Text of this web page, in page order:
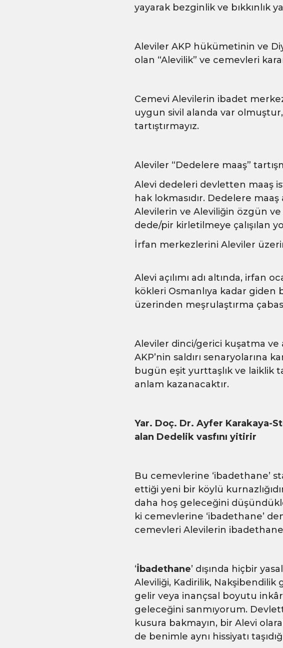
yayarak bezginlik ve bıkkınlık
Aleviler AKP hükümetinin ve
olan “Alevilik” ve cemevleri
Cemevi Alevilerin ibadet
uygun sivil alanda var olmuştur,
tartıştırmayız.
Aleviler “Dedelere maaş”
Alevi dedeleri devletten maaş
hak lokmasıdır. Dedelere
Alevilerin ve Aleviliğin özgün ve
dede/pir kirletilmeye çalışılan
İrfan merkezlerini Aleviler
Alevi açılımı adı altında, irfan
kökleri Osmanlıya kadar giden
üzerinden meşrulaştırma
Aleviler dinci/gerici kuşatma ve
AKP’nin saldırı senaryolarına
bugün eşit yurttaşlık ve laiklik
anlam kazanacaktır.
Yar. Doç. Dr. Ayfer Karakaya-
alan Dedelik vasfını yitirir
Bu cemevlerine ‘ibadethane’
ettiği yeni bir köylü
daha hoş geleceğini
ki cemevlerine ‘ibadethane’
cemevleri Alevilerin
‘İbadethane’ dışında hiçbir
Aleviliği, Kadirilik, Nakşibendilik
gelir veya inançsal boyutu
geleceğini sanmıyorum.
kusura bakmayın, bir Alevi
de benimle aynı hissiyatı